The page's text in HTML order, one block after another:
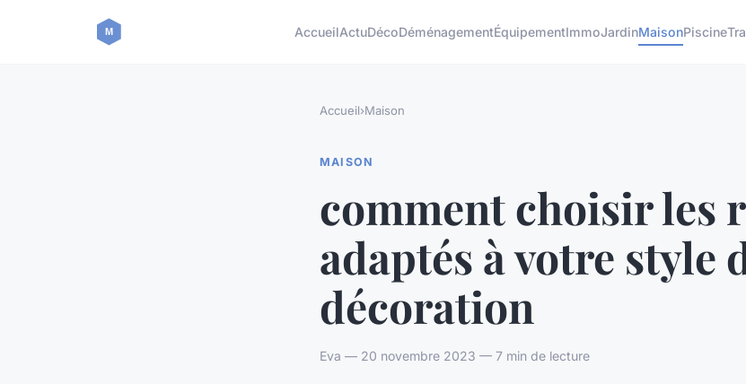
AccueilActuDécoDéménagementÉquipementImmoJardinMaisonPiscine
Accueil›Maison
MAISON
comment choisir les
adaptés à votre style
décoration
Eva — 20 novembre 2023 — 7 min de lecture